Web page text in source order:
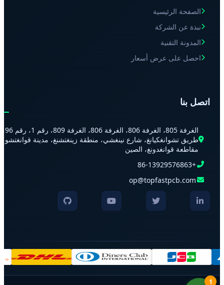
الصفحة الرئيسية
نبذة عن الشركة
المدونة التقنية
احصل على عرض أسعار
اتصل بنا
الغرفة 805، الغرفة 806، الغرفة 806، الغرفة 809، رقم 1، رقم 96،
طريق تشوانغكيانغ، شارع نينغشي، منطقة زينغتشنغ، مدينة قوانغتشو،
مقاطعة قوانغدونغ، الصين
+86-13929576863
op@topfastpcb.com
1